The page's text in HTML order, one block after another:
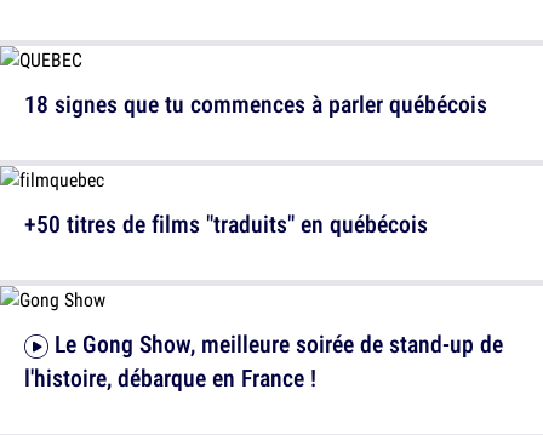
18 signes que tu commences à parler québécois
l'histoire, débarque en France !
+50 titres de films "traduits" en québécois